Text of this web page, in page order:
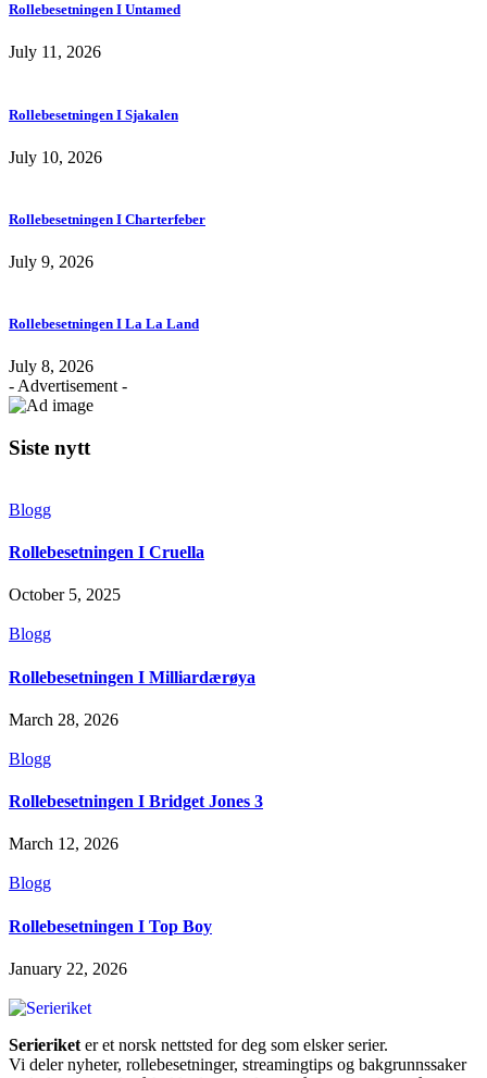
Rollebesetningen I Untamed
July 11, 2026
Rollebesetningen I Sjakalen
July 10, 2026
Rollebesetningen I Charterfeber
July 9, 2026
Rollebesetningen I La La Land
July 8, 2026
- Advertisement -
Siste nytt
Blogg
Rollebesetningen I Cruella
October 5, 2025
Blogg
Rollebesetningen I Milliardærøya
March 28, 2026
Blogg
Rollebesetningen I Bridget Jones 3
March 12, 2026
Blogg
Rollebesetningen I Top Boy
January 22, 2026
Serieriket er et norsk nettsted for deg som elsker serier.
Vi deler nyheter, rollebesetninger, streamingtips og bakgrunnssaker